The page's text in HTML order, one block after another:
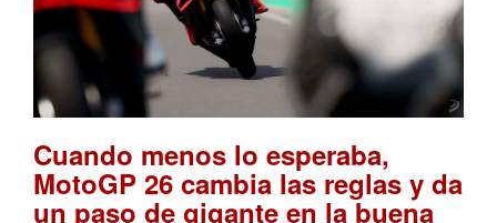
Cuando menos lo esperaba,
MotoGP 26 cambia las reglas y da
un paso de gigante en la buena